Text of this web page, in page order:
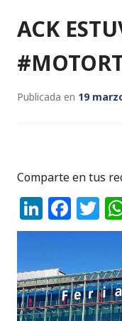
n o
o
k
ACK
Publicada en 19
Comparte en tus
Li
n
e
dI
F
a
e
b
T
w
te
r